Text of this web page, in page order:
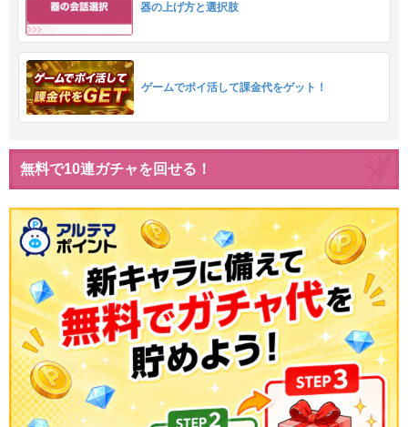
器の上げ方と選択肢
ゲームでポイ活して課金代をゲット！
無料で10連ガチャを回せる！